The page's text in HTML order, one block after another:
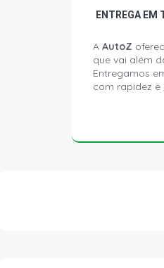
ENTREGA EM
A AutoZ
que vai além
Entregamos
com rapidez e